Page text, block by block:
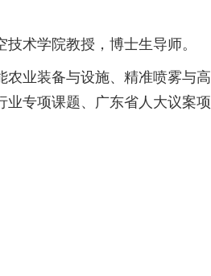
技术学院教授 ，博士生导师。
业装备与设施、精准喷雾与高
专项课题、广东省人大议案项